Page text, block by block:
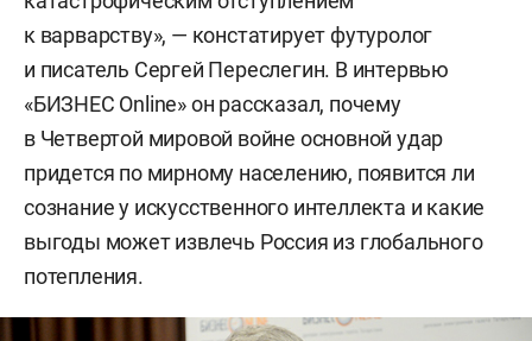
к варварству», — констатирует футуролог
и писатель Сергей Переслегин. В интервью
«БИЗНЕС Online» он рассказал, почему
в Четвертой мировой войне основной удар
придется по мирному населению, появится ли
сознание у искусственного интеллекта и какие
выгоды может извлечь Россия из глобального
потепления.